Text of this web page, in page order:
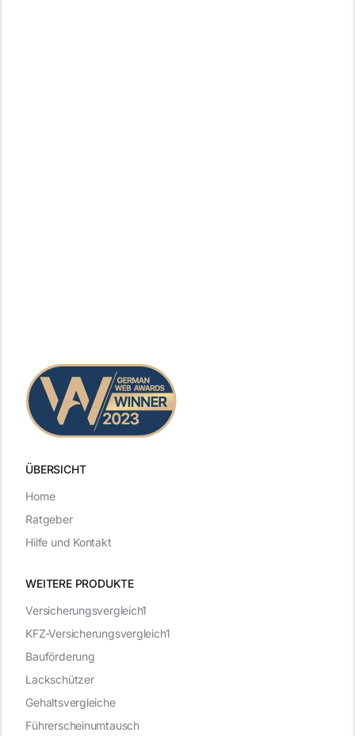
ÜBERSICHT
WEITERE PRODUKTE
Versicherungsvergleich1
KFZ-Versicherungsvergleich1
Bauförderung
Lackschützer
Gehaltsvergleiche
Führerscheinumtausch
Home
Ratgeber
Hilfe und Kontakt